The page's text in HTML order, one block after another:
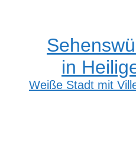
in
Weiße Stadt mit